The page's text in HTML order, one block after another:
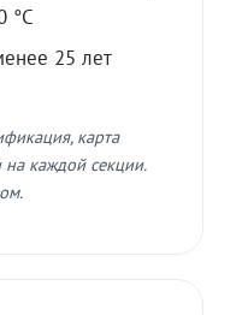
°C
25 лет
карта
каждой секции.